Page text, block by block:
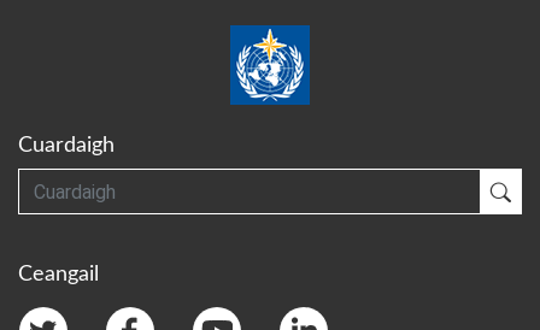
Cuardaigh
Cuardaigh
Ceangail